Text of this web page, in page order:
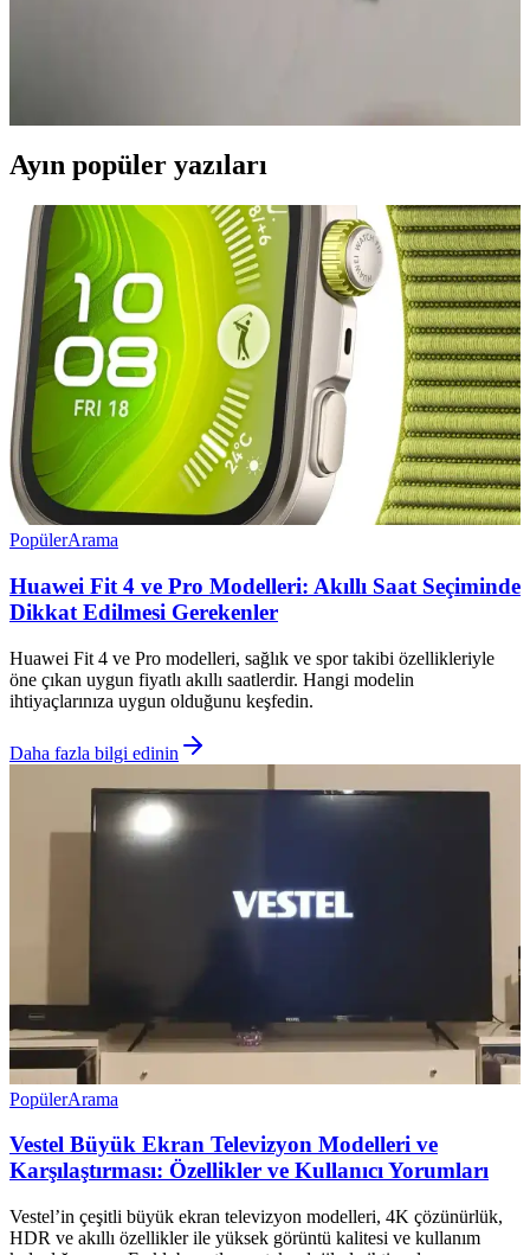
Ayın popüler yazıları
PopülerArama
Huawei Fit 4 ve Pro Modelleri: Akıllı Saat Seçiminde
Dikkat Edilmesi Gerekenler
Huawei Fit 4 ve Pro modelleri, sağlık ve spor takibi özellikleriyle
öne çıkan uygun fiyatlı akıllı saatlerdir. Hangi modelin
ihtiyaçlarınıza uygun olduğunu keşfedin.
Daha fazla bilgi edinin
PopülerArama
Vestel Büyük Ekran Televizyon Modelleri ve
Karşılaştırması: Özellikler ve Kullanıcı Yorumları
Vestel’in çeşitli büyük ekran televizyon modelleri, 4K çözünürlük,
HDR ve akıllı özellikler ile yüksek görüntü kalitesi ve kullanım